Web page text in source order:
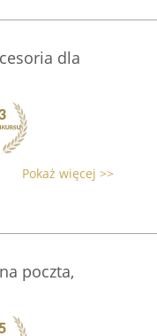
dla
Pokaż więcej >>
poczta,